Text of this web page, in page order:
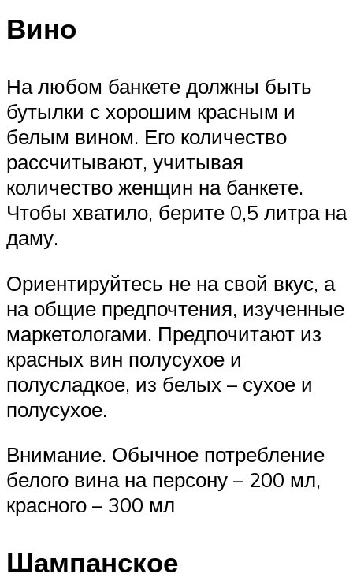
Вино
На любом банкете должны быть
бутылки с хорошим красным и
белым вином. Его количество
рассчитывают, учитывая
количество женщин на банкете.
Чтобы хватило, берите 0,5 литра на
даму.
Ориентируйтесь не на свой вкус, а
на общие предпочтения, изученные
маркетологами. Предпочитают из
красных вин полусухое и
полусладкое, из белых – сухое и
полусухое.
Внимание. Обычное потребление
белого вина на персону – 200 мл,
красного – 300 мл
Шампанское